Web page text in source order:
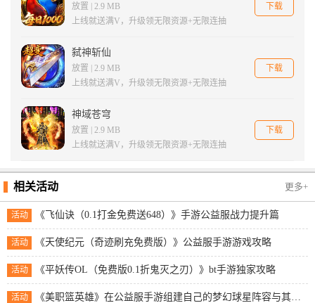
放置 | 2.9 MB
上线就送满V，升级领无限资源+无限连抽
下载
弑神斩仙
放置 | 2.9 MB
上线就送满V，升级领无限资源+无限连抽
下载
神域苍穹
放置 | 2.9 MB
上线就送满V，升级领无限资源+无限连抽
下载
相关活动 更多+
活动 《飞仙诀（0.1打金免费送648）》手游公益服战力提升篇
活动 《天使纪元（奇迹刷充免费版）》公益服手游游戏攻略
活动 《平妖传OL（免费版0.1折鬼灭之刃）》bt手游独家攻略
活动 《美职篮英雄》在公益服手游组建自己的梦幻球星阵容与其他玩家展开实时对抗！